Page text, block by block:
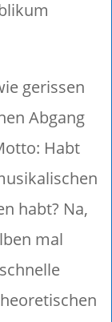
gerissen
Abgang
Habt
habt? Na,
mal